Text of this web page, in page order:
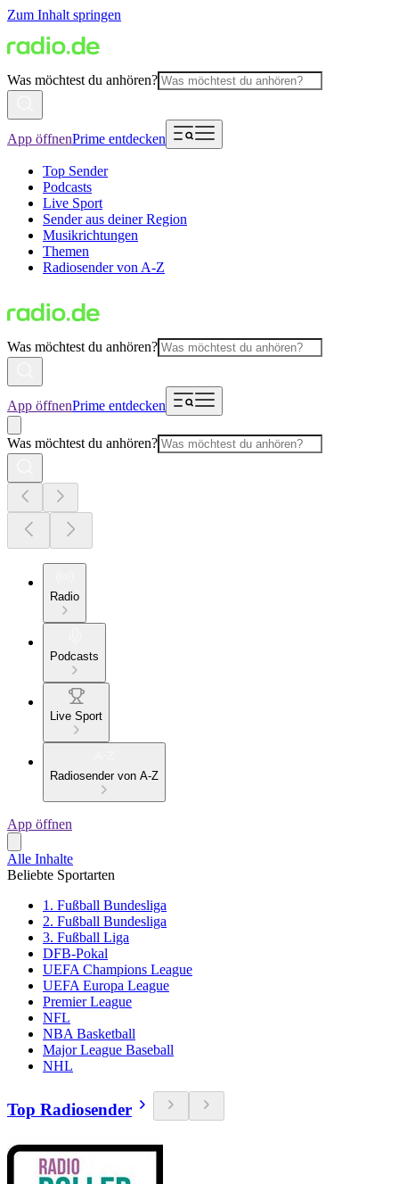
Zum Inhalt springen
Was möchtest du anhören?
App öffnenPrime entdecken
Top Sender
Podcasts
Live Sport
Sender aus deiner Region
Musikrichtungen
Themen
Radiosender von A-Z
Was möchtest du anhören?
App öffnenPrime entdecken
Was möchtest du anhören?
Radio
Podcasts
Live Sport
Radiosender von A-Z
App öffnen
Alle Inhalte
Beliebte Sportarten
1. Fußball Bundesliga
2. Fußball Bundesliga
3. Fußball Liga
DFB-Pokal
UEFA Champions League
UEFA Europa League
Premier League
NFL
NBA Basketball
Major League Baseball
NHL
Top Radiosender